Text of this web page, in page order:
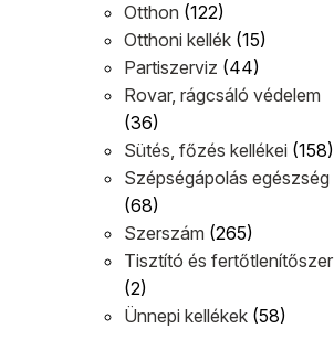
Otthon (122)
Otthoni kellék (15)
Partiszerviz (44)
Rovar, rágcsáló védelem
(36)
Sütés, főzés kellékei (158)
Szépségápolás egészség
(68)
Szerszám (265)
Tisztító és fertőtlenítőszer
(2)
Ünnepi kellékek (58)